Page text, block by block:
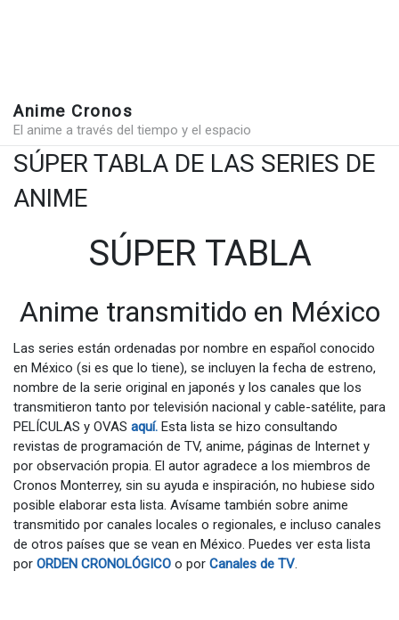
Anime Cronos
El anime a través del tiempo y el espacio
SÚPER TABLA DE LAS SERIES DE
ANIME
SÚPER TABLA
Anime transmitido en México
Las series están ordenadas por nombre en español conocido
en México (si es que lo tiene), se incluyen la fecha de estreno,
nombre de la serie original en japonés y los canales que los
transmitieron tanto por televisión nacional y cable-satélite, para
PELÍCULAS y OVAS aquí. Esta lista se hizo consultando
revistas de programación de TV, anime, páginas de Internet y
por observación propia. El autor agradece a los miembros de
Cronos Monterrey, sin su ayuda e inspiración, no hubiese sido
posible elaborar esta lista. Avísame también sobre anime
transmitido por canales locales o regionales, e incluso canales
de otros países que se vean en México. Puedes ver esta lista
por ORDEN CRONOLÓGICO o por Canales de TV